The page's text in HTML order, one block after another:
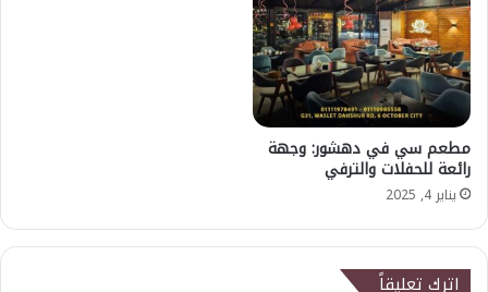
مطعم سي في دهشور: وجهة
رائعة للحفلات والترفي
يناير 4, 2025
اترك تعليقاً